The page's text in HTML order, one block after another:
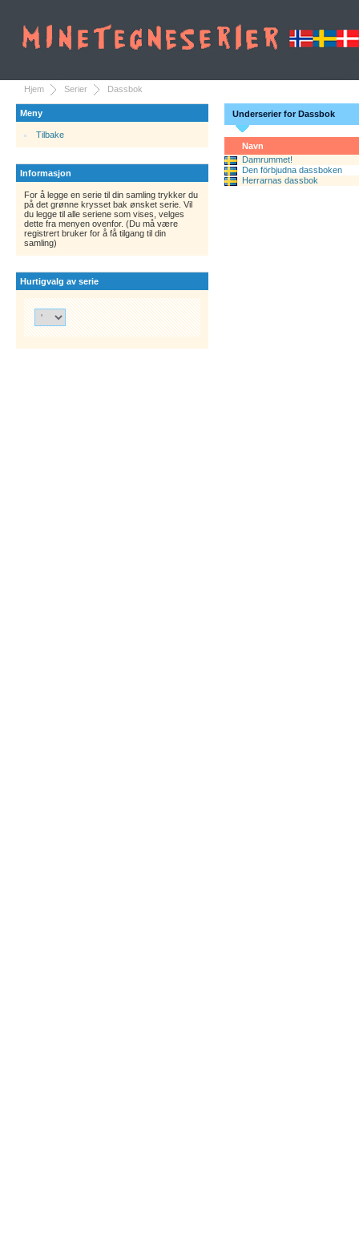
Hjem Serier Dassbok
Meny
Tilbake
Informasjon
For å legge en serie til din samling trykker du
på det grønne krysset bak ønsket serie. Vil
du legge til alle seriene som vises, velges
dette fra menyen ovenfor. (Du må være
registrert bruker for å få tilgang til din
samling)
Hurtigvalg av serie
Underserier for Dassbok
Navn
Damrummet!
Den förbjudna dassboken
Herrarnas dassbok